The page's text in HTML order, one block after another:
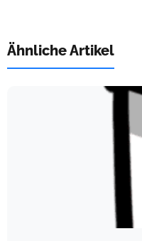
Ähnliche Artikel